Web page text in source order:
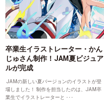
卒業生イラストレーター・かん
じゅさん制作！JAM夏ビジュア
ルが完成
JAMの新しい夏バージョンのイラストが登
場しました！ 制作を担当したのは、JAM卒
業生でイラストレーターと ･･･